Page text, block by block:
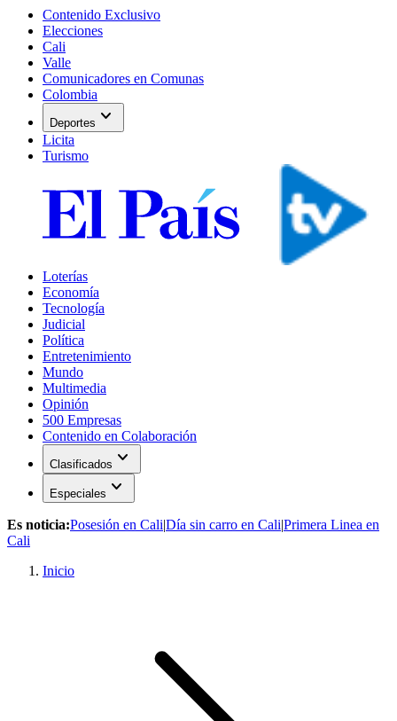
Contenido Exclusivo
Elecciones
Cali
Valle
Comunicadores en Comunas
Colombia
Deportes expand_more
Licita
Turismo
Loterías
Economía
Tecnología
Judicial
Política
Entretenimiento
Mundo
Multimedia
Opinión
500 Empresas
Contenido en Colaboración
Clasificados expand_more
Especiales expand_more
Es noticia:Posesión en Cali|Día sin carro en Cali|Primera Linea en
Cali
Inicio